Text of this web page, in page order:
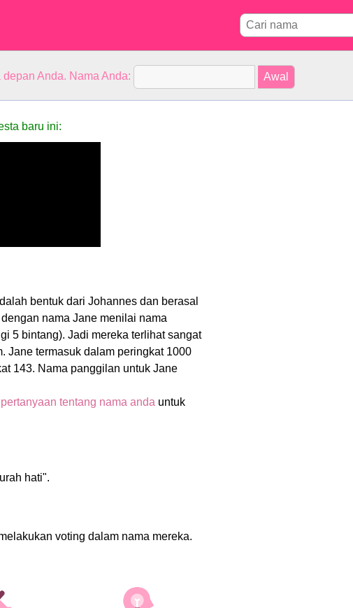
Anda. Nama Anda:
baru ini:
bentuk dari Johannes dan berasal
nama Jane menilai nama
5 bintang). Jadi mereka terlihat sangat
Jane termasuk dalam peringkat 1000
143. Nama panggilan untuk Jane
tentang nama anda untuk
hati".
voting dalam nama mereka.